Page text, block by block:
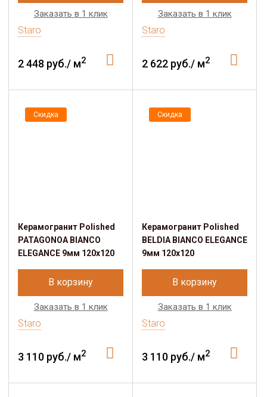
Заказать в 1 клик
Staro
2 448 руб./ м2
Заказать в 1 клик
Staro
2 622 руб./ м2
Скидка
Керамогранит Polished
PATAGONOA BIANCO
ELEGANCE 9мм 120х120
В корзину
Заказать в 1 клик
Staro
3 110 руб./ м2
Скидка
Керамогранит Polished
BELDIA BIANCO ELEGANCE
9мм 120х120
В корзину
Заказать в 1 клик
Staro
3 110 руб./ м2